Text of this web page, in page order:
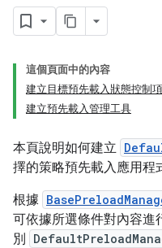
這個頁面中的內容
建立目標預先載入狀態控制項
建立預先載入管理工具
本頁說明如何建立
擇的策略預先載入應用程
根據
可依據所選條件對內容進
別